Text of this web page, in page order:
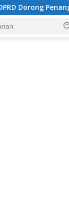
Terpadu